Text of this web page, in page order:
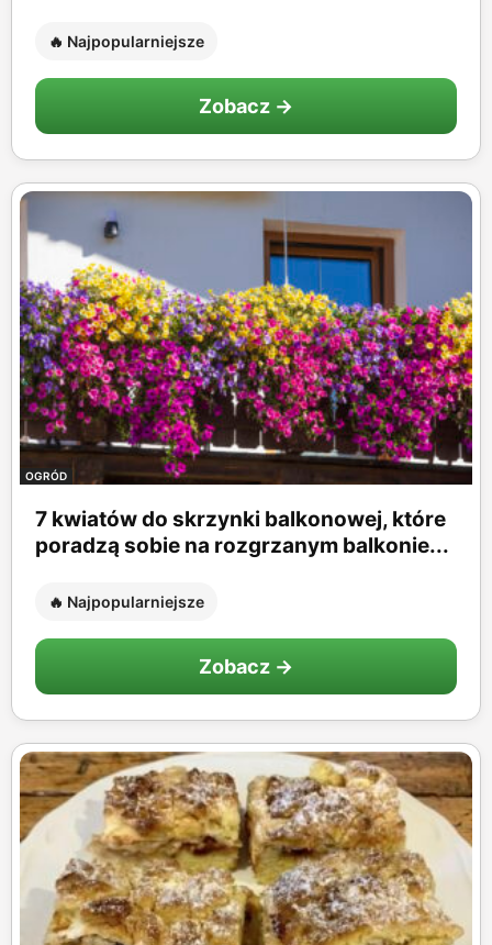
🔥 Najpopularniejsze
Zobacz →
OGRÓD
7 kwiatów do skrzynki balkonowej, które
poradzą sobie na rozgrzanym balkonie...
🔥 Najpopularniejsze
Zobacz →